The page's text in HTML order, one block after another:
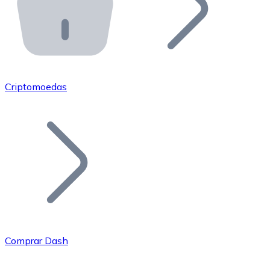
API Bitnovo
Integre nossa API no seu ecossistema.
Junte-se à nossa rede de revendedores e comercialize
Adicione o token do seu projeto ao nosso serviço de
Criptomoedas
Comprar Dash